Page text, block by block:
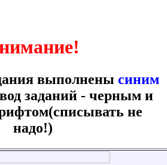
выполнены синим
заданий - черным и
не
надо!)